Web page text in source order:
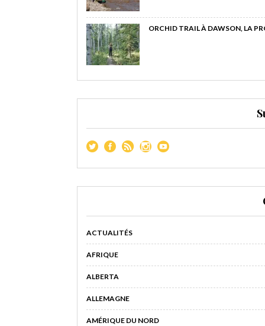
ORCHID TRAIL À DAWSON, LA
ACTUALITÉS
AFRIQUE
ALBERTA
ALLEMAGNE
AMÉRIQUE DU NORD